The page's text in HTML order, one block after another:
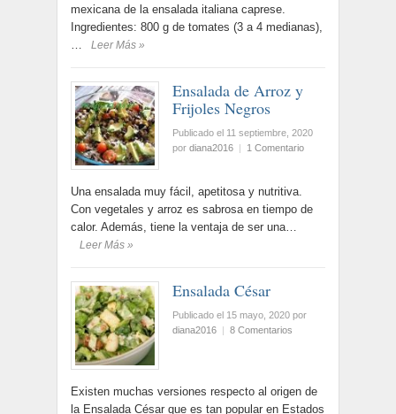
mexicana de la ensalada italiana caprese.
Ingredientes: 800 g de tomates (3 a 4 medianas),
…
Leer Más »
Ensalada de Arroz y
Frijoles Negros
Publicado el 11 septiembre, 2020
por diana2016 | 1 Comentario
Una ensalada muy fácil, apetitosa y nutritiva.
Con vegetales y arroz es sabrosa en tiempo de
calor. Además, tiene la ventaja de ser una…
Leer Más »
Ensalada César
Publicado el 15 mayo, 2020 por
diana2016 | 8 Comentarios
Existen muchas versiones respecto al origen de
la Ensalada César que es tan popular en Estados